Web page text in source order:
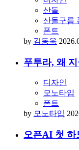
산돌
산돌구름
폰트
by 김동욱
푸투라, 왜
디자인
모노타입
폰트
by 모노타입
오픈AI 첫 하